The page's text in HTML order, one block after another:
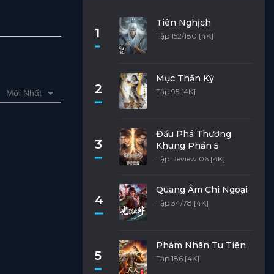
Mới Nhất
1
Tiên Nghịch
Tập 152/180 [4K]
2
Mục Thần Ký
Tập 95 [4K]
3
Đấu Phá Thương
Khung Phần 5
Tập Review 06 [4K]
4
Quang Âm Chi Ngoại
Tập 34/78 [4K]
5
Phàm Nhân Tu Tiên
Tập 186 [4K]